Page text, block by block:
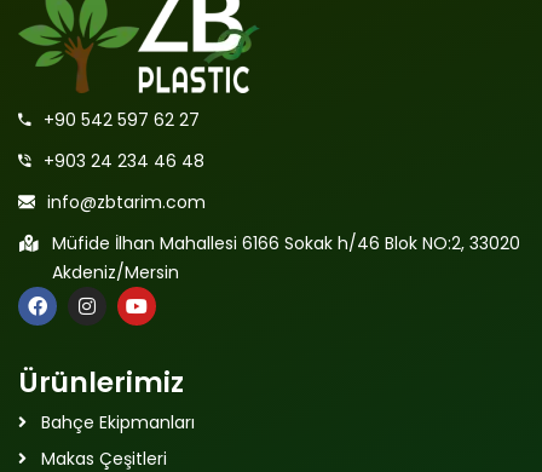
+90 542 597 62 27
+903 24 234 46 48
info@zbtarim.com
Müfide İlhan Mahallesi 6166 Sokak h/46 Blok NO:2, 33020
Akdeniz/Mersin
Ürünlerimiz
Bahçe Ekipmanları
Makas Çeşitleri